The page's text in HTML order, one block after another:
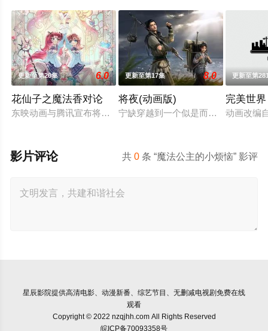
更新至第20集 6.0
花仙子之魔法香对论
东映动画与腾讯宣布将联手打造『花仙子』全新动画新作将继
更新至第17集 8.0
将夜(动画版)
宁缺穿越到一个似是而非的大唐世界
更新至第
完美世界
动画改编
共0 条 “魔法公主的小烦恼” 影评
影片评论
星辰影院提供高清电影、动漫新番、综艺节目、无删减电视剧免费在线
观看
Copyright © 2022 nzqjhh.com All Rights Reserved
皖ICP备70093358号